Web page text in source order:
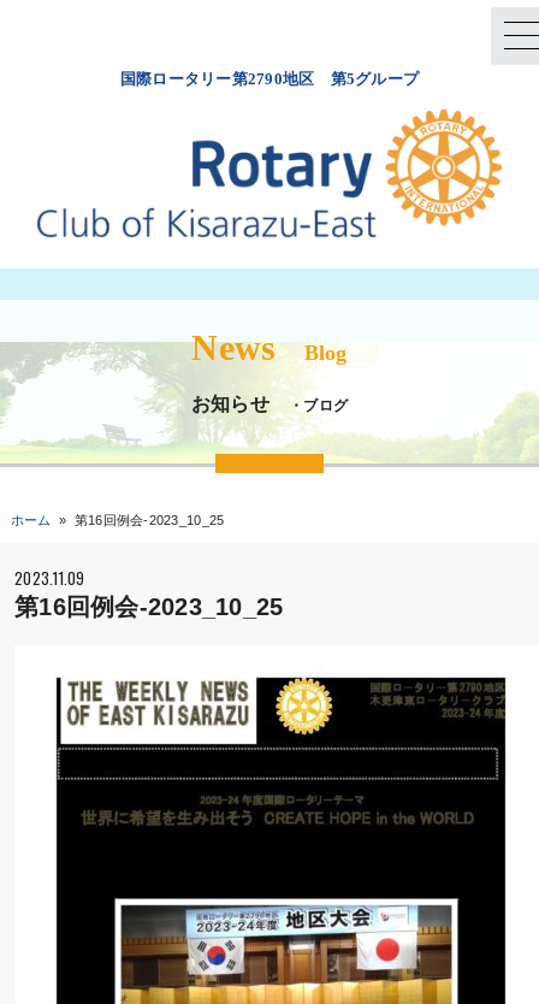
国際ロータリー第2790地区 第5グループ
News Blog
お知らせ ・ブログ
ホーム » 第16回例会-2023_10_25
2023.11.09
第16回例会-2023_10_25